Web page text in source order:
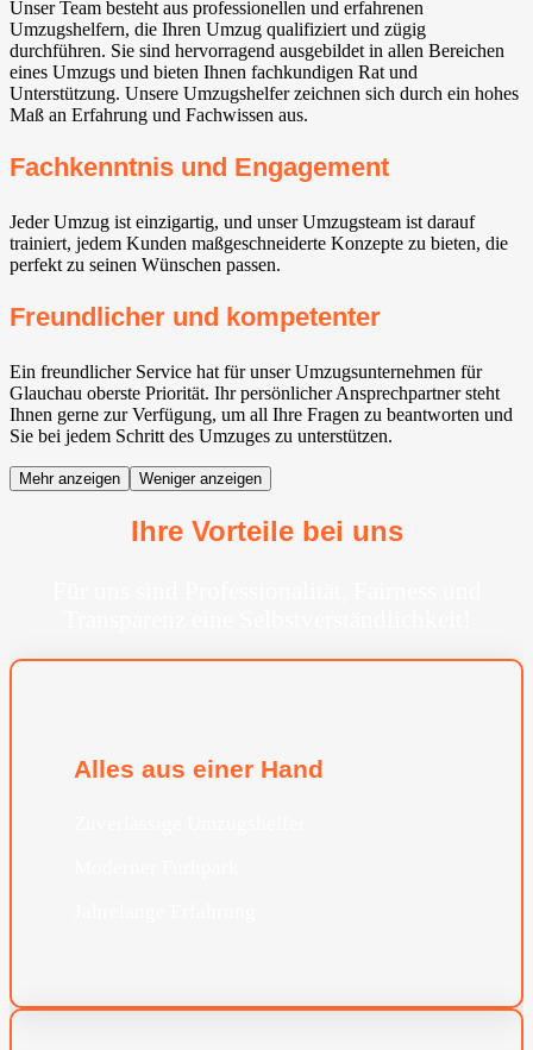
Unser Team besteht aus professionellen und erfahrenen
Umzugshelfern, die Ihren Umzug qualifiziert und zügig
durchführen. Sie sind hervorragend ausgebildet in allen Bereichen
eines Umzugs und bieten Ihnen fachkundigen Rat und
Unterstützung. Unsere Umzugshelfer zeichnen sich durch ein hohes
Maß an Erfahrung und Fachwissen aus.
Fachkenntnis und Engagement
Jeder Umzug ist einzigartig, und unser Umzugsteam ist darauf
trainiert, jedem Kunden maßgeschneiderte Konzepte zu bieten, die
perfekt zu seinen Wünschen passen.
Freundlicher und kompetenter
Ein freundlicher Service hat für unser Umzugsunternehmen für
Glauchau oberste Priorität. Ihr persönlicher Ansprechpartner steht
Ihnen gerne zur Verfügung, um all Ihre Fragen zu beantworten und
Sie bei jedem Schritt des Umzuges zu unterstützen.
Mehr anzeigen Weniger anzeigen
Ihre Vorteile bei uns
Alles aus einer Hand